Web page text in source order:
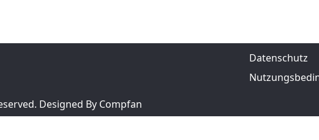
Designed By Compfan
Datenschutz